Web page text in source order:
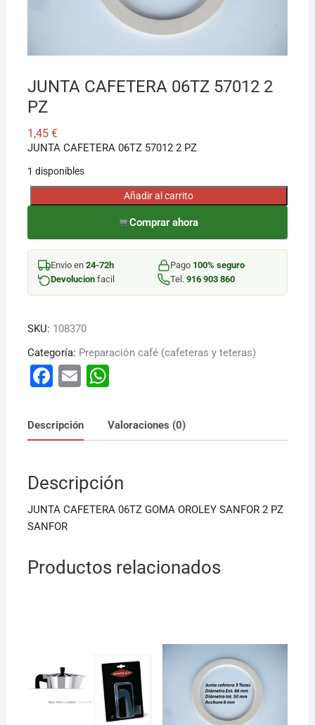
JUNTA CAFETERA 06TZ 57012 2
PZ
1,45 €
JUNTA CAFETERA 06TZ 57012 2 PZ
1 disponibles
JUNTA
06TZ
57012
Añadir al carrito
Comprar ahora
Envio en 24-72h Pago 100% seguro
Devolucionfacil Tel. 916 903 860
SKU: 108370
Categoría: Preparación café (cafeteras y teteras)
F
c
e
o
o
k
E
ai
l
W
at
s
p
p
Descripción Valoraciones (0)
Descripción
JUNTA CAFETERA 06TZ GOMA OROLEY SANFOR 2 PZ
SANFOR
Productos relacionados
¡Hola! Soy el asesor virtual de Ferretería El Arroyo.